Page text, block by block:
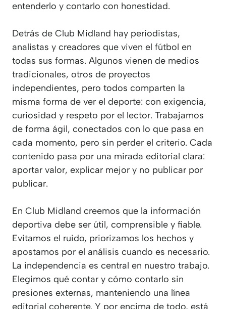
entenderlo y contarlo con honestidad.
Detrás de Club Midland hay periodistas,
analistas y creadores que viven el fútbol en
todas sus formas. Algunos vienen de medios
tradicionales, otros de proyectos
independientes, pero todos comparten la
misma forma de ver el deporte: con exigencia,
curiosidad y respeto por el lector. Trabajamos
de forma ágil, conectados con lo que pasa en
cada momento, pero sin perder el criterio. Cada
contenido pasa por una mirada editorial clara:
aportar valor, explicar mejor y no publicar por
publicar.
En Club Midland creemos que la información
deportiva debe ser útil, comprensible y fiable.
Evitamos el ruido, priorizamos los hechos y
apostamos por el análisis cuando es necesario.
La independencia es central en nuestro trabajo.
Elegimos qué contar y cómo contarlo sin
presiones externas, manteniendo una línea
editorial coherente. Y por encima de todo, está